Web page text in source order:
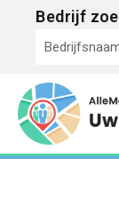
Bedrijf